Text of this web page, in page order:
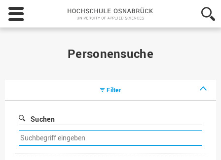
Hochschule
Osnabrück
-
Personensuche
Filter
Suchen
Suchfilter
entfernen